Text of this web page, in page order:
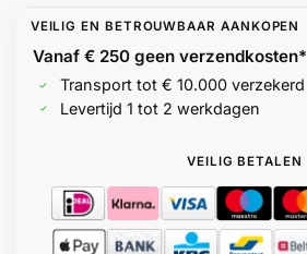
VEILIG EN BETROUWBAAR AANKOPEN
Vanaf € 250 geenverzendkosten*
Transport tot € 10.000 verzekerd
Levertijd 1 tot 2 werkdagen
VEILIG BETALEN